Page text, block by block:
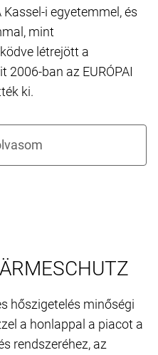
i egyetemmel, és
mint
létrejött a
ban az EURÓPAI
ki.
hőszigetelés minőségi
a honlappal a piacot a
rendszeréhez, az